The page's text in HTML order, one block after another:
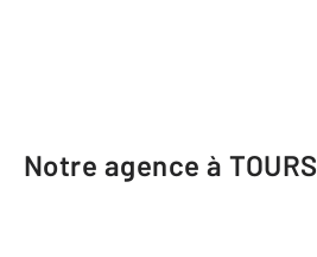
Notre agence à TOURS